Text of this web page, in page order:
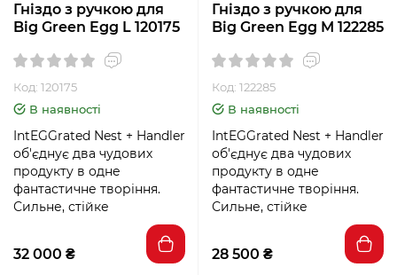
Гніздо з ручкою для
Big Green Egg L 120175
Код: 120175
В наявності
IntEGGrated Nest + Handler
об'єднує два чудових
продукту в одне
фантастичне творіння.
Сильне, стійке
32 000 ₴
Гніздо з ручкою для
Big Green Egg M 122285
Код: 122285
В наявності
IntEGGrated Nest + Handler
об'єднує два чудових
продукту в одне
фантастичне творіння.
Сильне, стійке
28 500 ₴